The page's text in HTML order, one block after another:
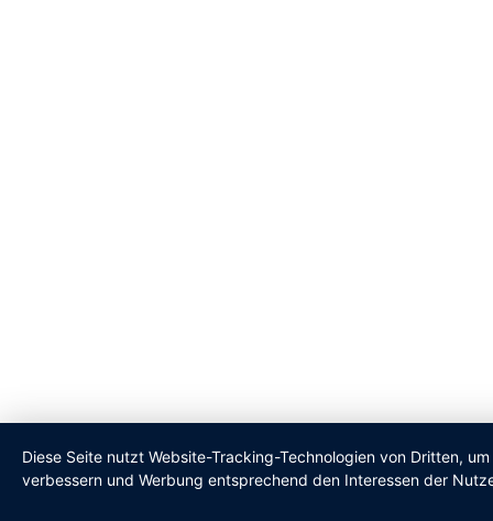
Diese Seite nutzt Website-Tracking-Technologien von Dritten,
verbessern und Werbung entsprechend den Interessen der